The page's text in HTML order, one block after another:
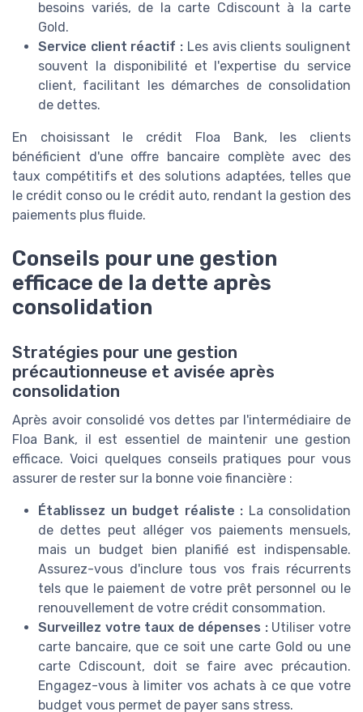
besoins variés, de la carte Cdiscount à la carte
Gold.
Service client réactif : Les avis clients soulignent
souvent la disponibilité et l'expertise du service
client, facilitant les démarches de consolidation
de dettes.
En choisissant le crédit Floa Bank, les clients
bénéficient d'une offre bancaire complète avec des
taux compétitifs et des solutions adaptées, telles que
le crédit conso ou le crédit auto, rendant la gestion des
paiements plus fluide.
Conseils pour une gestion
efficace de la dette après
consolidation
Stratégies pour une gestion
précautionneuse et avisée après
consolidation
Après avoir consolidé vos dettes par l'intermédiaire de
Floa Bank, il est essentiel de maintenir une gestion
efficace. Voici quelques conseils pratiques pour vous
assurer de rester sur la bonne voie financière :
Établissez un budget réaliste : La consolidation
de dettes peut alléger vos paiements mensuels,
mais un budget bien planifié est indispensable.
Assurez-vous d'inclure tous vos frais récurrents
tels que le paiement de votre prêt personnel ou le
renouvellement de votre crédit consommation.
Surveillez votre taux de dépenses :Utiliser votre
carte bancaire, que ce soit une carte Gold ou une
carte Cdiscount, doit se faire avec précaution.
Engagez-vous à limiter vos achats à ce que votre
budget vous permet de payer sans stress.